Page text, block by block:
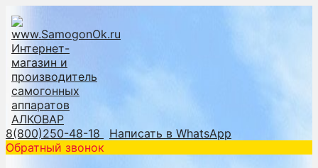
8(800)250-48-18
Написать в WhatsApp
Обратный звонок